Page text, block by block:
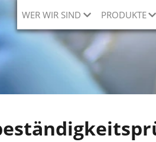
WER WIR SIND PRODUKTE